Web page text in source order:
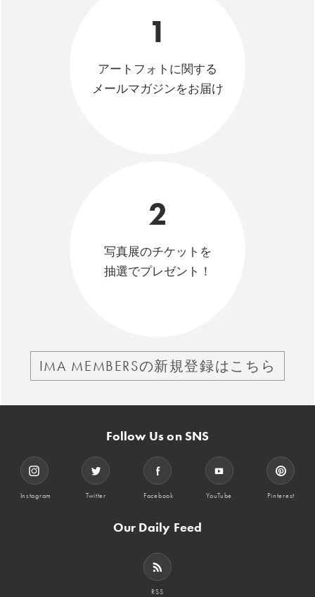
1
アートフォトに関する
メールマガジンをお届け
2
写真展のチケットを
抽選でプレゼント！
IMA MEMBERSの新規登録はこちら
Follow Us on SNS
Instagram Twitter Facebook YouTube Pinterest
Our Daily Feed
RSS